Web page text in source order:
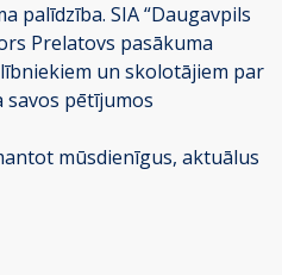
palīdzība. SIA “Daugavpils
Prelatovs pasākuma
un skolotājiem par
savos pētījumos
mūsdienīgus, aktuālus